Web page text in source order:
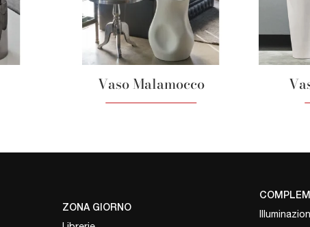
Vaso Malamocco
ZONA GIORNO